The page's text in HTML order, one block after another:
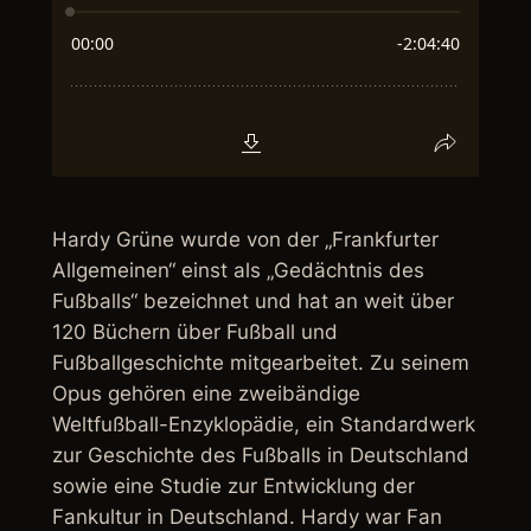
Hardy Grüne wurde von der „Frankfurter
Allgemeinen“ einst als „Gedächtnis des
Fußballs“ bezeichnet und hat an weit über
120 Büchern über Fußball und
Fußballgeschichte mitgearbeitet. Zu seinem
Opus gehören eine zweibändige
Weltfußball-Enzyklopädie, ein Standardwerk
zur Geschichte des Fußballs in Deutschland
sowie eine Studie zur Entwicklung der
Fankultur in Deutschland. Hardy war Fan